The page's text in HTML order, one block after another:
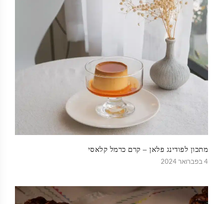
מתכון לפודינג פלאן – קרם כרמל קלאסי
4 בפברואר 2024